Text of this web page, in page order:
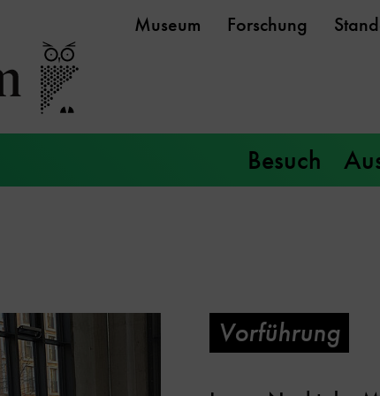
Museum Forschung
Besuch
Vorführung